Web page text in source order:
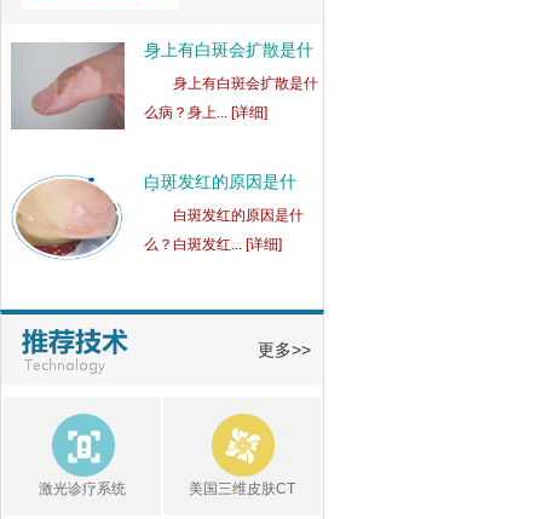
身上有白斑会扩散是什
么
身上有白斑会扩散是什
么病？身上... [详细]
白斑发红的原因是什
么？
白斑发红的原因是什
么？白斑发红... [详细]
白癜风患处的皮肤瘙痒
白癜风患处的皮肤瘙痒
白癜风患者容易受到什
白癜风患者容易受到什
更多>>
激光诊疗系统 美国三维皮肤CT